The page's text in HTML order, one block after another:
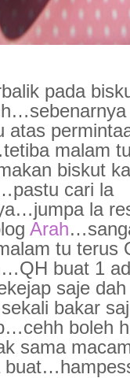
pada
atas
malam
biskut
cari la
la
Arah
tu terus
buat 1
saje dah
bakar
boleh
sama